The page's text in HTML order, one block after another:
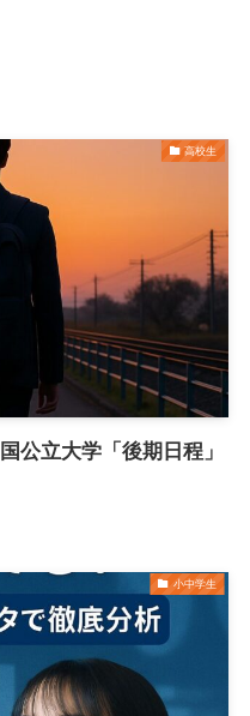
高校生
公立大学「後期日程」
小中学生